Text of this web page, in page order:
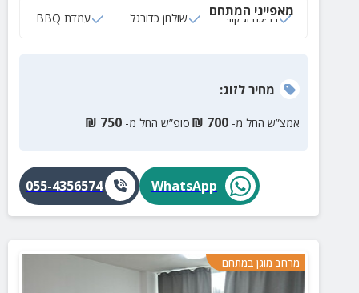
מאפייני המתחם
בריכה וג‘קוזי שולחן כדורגל עמדת BBQ
מחירלזוג:
אמצ”ש החל מ- 700
₪ סופ”ש החל מ- 750
₪
WhatsApp
055-4356574
מרחב מוגן במתחם